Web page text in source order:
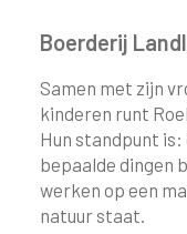
Boerderij
Samen met zijn
kinderen runt
Hun standpunt
bepaalde dingen
werken op een
natuur staat.